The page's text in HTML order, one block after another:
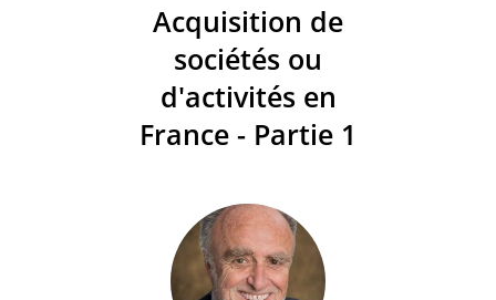
Acquisition de
sociétés ou
d'activités en
France - Partie 1